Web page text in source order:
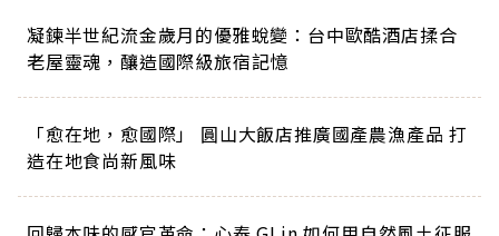
凝鍊半世紀流金歲月的優雅蛻變：台中歐酷酒店揉合
老屋靈魂，釀造國際級旅宿記憶
「愈在地，愈國際」 圓山大飯店推廣國產農漁產品 打
造在地食尚新風味